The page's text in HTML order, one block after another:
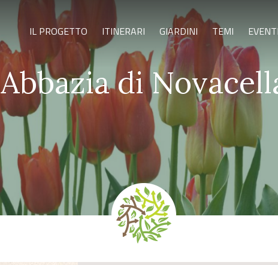
IL PROGETTO ITINERARI GIARDINI TEMI EVENTI
Abbazia di